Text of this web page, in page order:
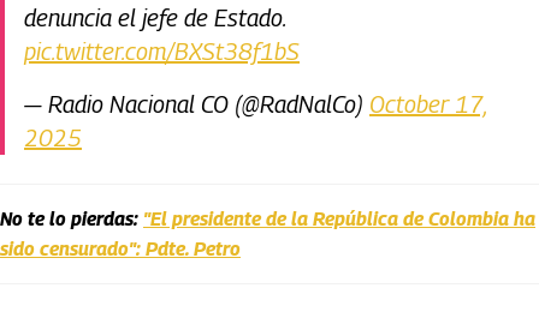
denuncia el jefe de Estado.
pic.twitter.com/BXSt38f1bS
— Radio Nacional CO (@RadNalCo) October 17,
2025
No te lo pierdas: "El presidente de la República de Colombia ha
sido censurado": Pdte. Petro